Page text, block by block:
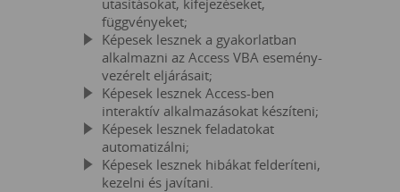
függvényeket;
Képesek lesznek a gyakorlatban
alkalmazni az Access VBA esemény-
vezérelt eljárásait;
Képesek lesznek Access-ben
interaktív alkalmazásokat készíteni;
Képesek lesznek feladatokat
automatizálni;
Képesek lesznek hibákat felderíteni,
kezelni és javítani.